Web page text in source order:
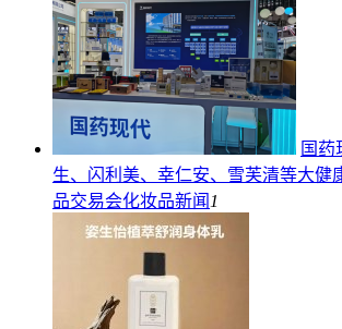
国药
生、闪利美、幸仁安、雪芙清等大健
品交易会化妆品新闻 1